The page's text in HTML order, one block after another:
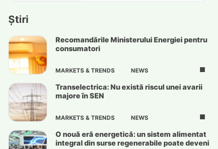
Știri
Recomandările Ministerului Energiei pentru
consumatori
MARKETS & TRENDS NEWS
Transelectrica: Nu există riscul unei avarii
majore în SEN
MARKETS & TRENDS NEWS
O nouă eră energetică: un sistem alimentat
integral din surse regenerabile poate deveni